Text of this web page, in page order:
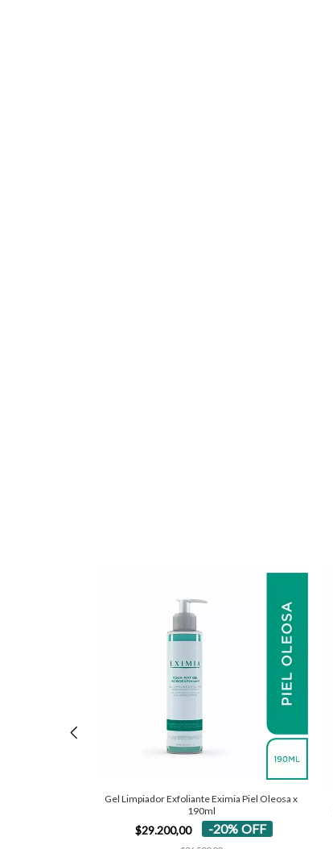
Gel Limpiador Exfoliante Eximia Piel Oleosa x
190ml
$29.200,00 -20% OFF